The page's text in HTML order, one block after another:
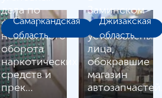
Самаркандская
область
дела по
факту
незаконного
оборота
наркотических
средств и
прек…
Джизакская
область
Заминском
районе
установлены
лица,
обокравшие
магазин